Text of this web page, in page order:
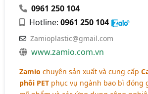
0961 250 104
Hotline:0961 250 104
Zamioplastic@gmail.com
www.zamio.com.vn
Zamio chuyên sản xuất và cung cấp
phôi PET phục vụ ngành bao bì đóng